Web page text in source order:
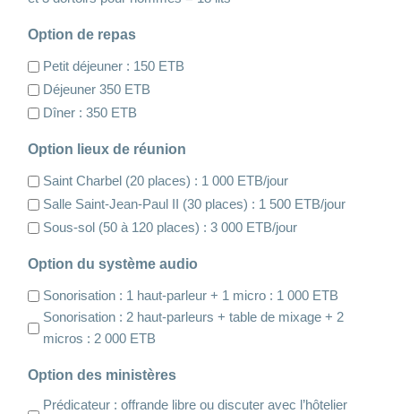
Option de repas
Petit déjeuner : 150 ETB
Déjeuner 350 ETB
Dîner : 350 ETB
Option lieux de réunion
Saint Charbel (20 places) : 1 000 ETB/jour
Salle Saint-Jean-Paul II (30 places) : 1 500 ETB/jour
Sous-sol (50 à 120 places) : 3 000 ETB/jour
Option du système audio
Sonorisation : 1 haut-parleur + 1 micro : 1 000 ETB
Sonorisation : 2 haut-parleurs + table de mixage + 2
micros : 2 000 ETB
Option des ministères
Prédicateur : offrande libre ou discuter avec l’hôtelier